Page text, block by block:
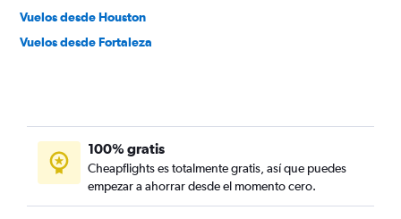
Vuelos desde Houston
Vuelos desde Fortaleza
100% gratis
Cheapflights es totalmente gratis, así que puedes
empezar a ahorrar desde el momento cero.